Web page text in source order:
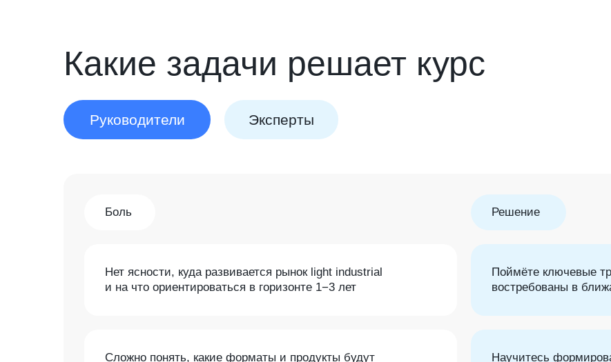
Какие задачи решает курс
Эксперты
Руководители
Решение
Боль
Сложно понять, какие форматы и продукты будут Научитесь
Нет ясности, куда развивается рынок light industrial
и на что ориентироваться в горизонте 1−3 лет
Поймёте ключевые
востребованы в